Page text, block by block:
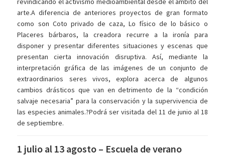
arte.A diferencia de anteriores proyectos de gran formato
como son Coto privado de caza, Lo físico de lo básico o
Placeres bárbaros, la creadora recurre a la ironía para
disponer y presentar diferentes situaciones y escenas que
presentan cierta innovación disruptiva. Así, mediante la
interpretación gráfica de las imágenes de un conjunto de
extraordinarios seres vivos, explora acerca de algunos
cambios drásticos que van en detrimento de la “condición
salvaje necesaria” para la conservación y la supervivencia de
las especies animales.?Podrá ser visitada del 11 de junio al 18
de septiembre.
1 julio al 13 agosto – Escuela de verano